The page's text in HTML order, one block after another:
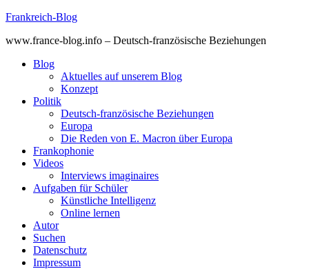
Skip
content
Frankreich-Blog
www.france-blog.info – Deutsch-französische Beziehungen
Blog
Aktuelles auf unserem Blog
Konzept
Politik
Deutsch-französische Beziehungen
Europa
Die Reden von E. Macron über Europa
Frankophonie
Videos
Interviews imaginaires
Aufgaben für Schüler
Künstliche Intelligenz
Online lernen
Autor
Suchen
Datenschutz
Impressum